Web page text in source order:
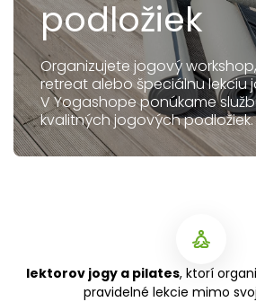
podložiek
Organizujete jogový
retreat alebo špeciálnu lekciu
V Yogashope ponúkame
kvalitných jogových podložiek.
lektorov jogy a pilates, ktorí
pravidelné lekcie mimo